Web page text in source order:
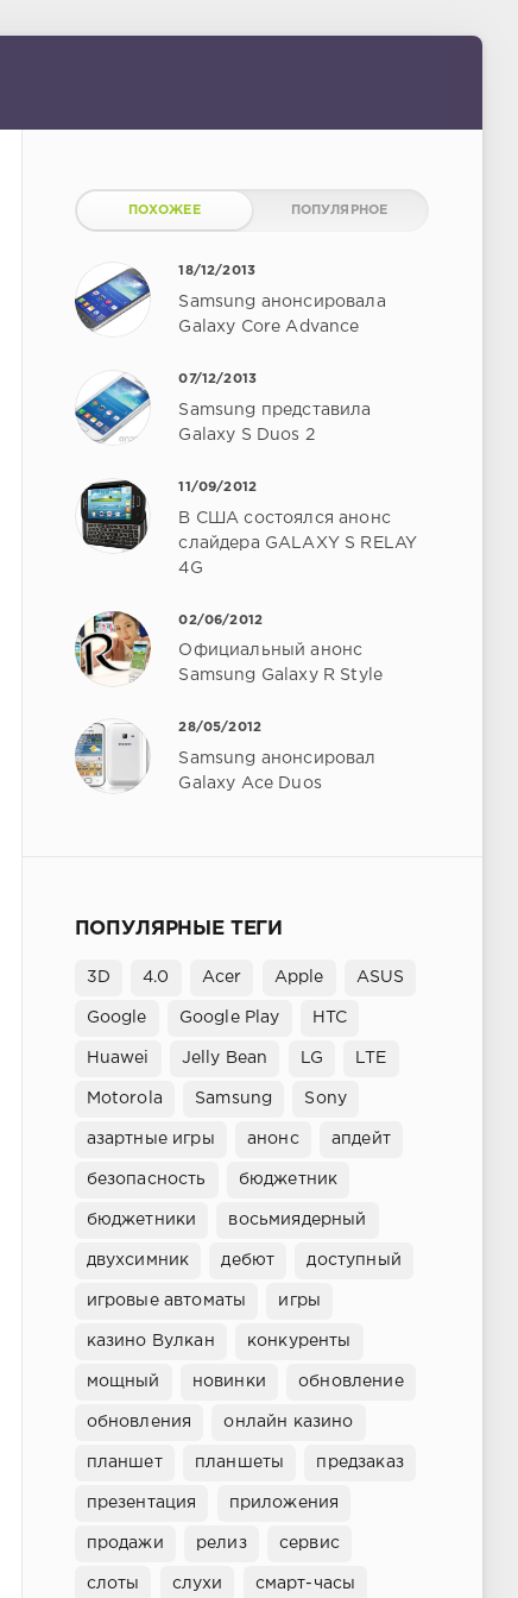
ПОХОЖЕЕ ПОПУЛЯРНОЕ
18/12/2013
Samsung анонсировала
Galaxy Core Advance
07/12/2013
Samsung представила
Galaxy S Duos 2
11/09/2012
В США состоялся анонс
слайдера GALAXY S RELAY
4G
02/06/2012
Официальный анонс
Samsung Galaxy R Style
28/05/2012
Samsung анонсировал
Galaxy Ace Duos
ПОПУЛЯРНЫЕ ТЕГИ
3D 4.0 Acer Apple ASUS
Google Google Play HTC
Huawei Jelly Bean LG LTE
Motorola Samsung Sony
азартные игры анонс апдейт
безопасность бюджетник
бюджетники восьмиядерный
двухсимник дебют доступный
игровые автоматы игры
казино Вулкан конкуренты
мощный новинки обновление
обновления онлайн казино
планшет планшеты предзаказ
презентация приложения
продажи релиз сервис
слоты слухи смарт-часы